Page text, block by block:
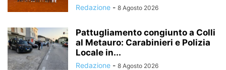
Redazione - 8 Agosto 2026
Pattugliamento congiunto a Colli
al Metauro: Carabinieri e Polizia
Locale in...
Redazione - 8 Agosto 2026